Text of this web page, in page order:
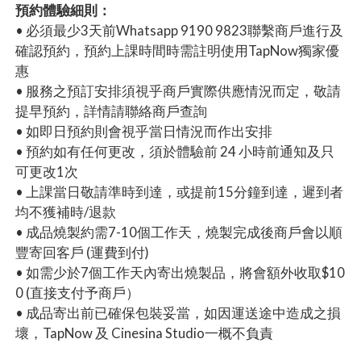
預約體驗細則：
• 必須最少3天前Whatsapp 9190 9823聯繫商戶進行及
確認預約，預約上課時間時需註明使用TapNow獨家優
惠
• 服務之預訂安排須視乎商戶實際供應情況而定，敬請
提早預約，詳情請聯絡商戶查詢
• 如即日預約則會視乎當日情況而作出安排
• 預約如有任何更改，須於體驗前 24 小時前通知及只
可更改1次
• 上課當日敬請準時到達，或提前15分鐘到達，遲到者
均不獲補時/退款
• 成品燒製約需7-10個工作天，燒製完成後商戶會以順
豐寄回客戶 (運費到付)
• 如需少於7個工作天內寄出燒製品，將會額外收取$10
0 (直接支付予商戶）
• 成品寄出前已確保包裝妥當，如因運送途中造成之損
壞，TapNow 及 Cinesina Studio一概不負責